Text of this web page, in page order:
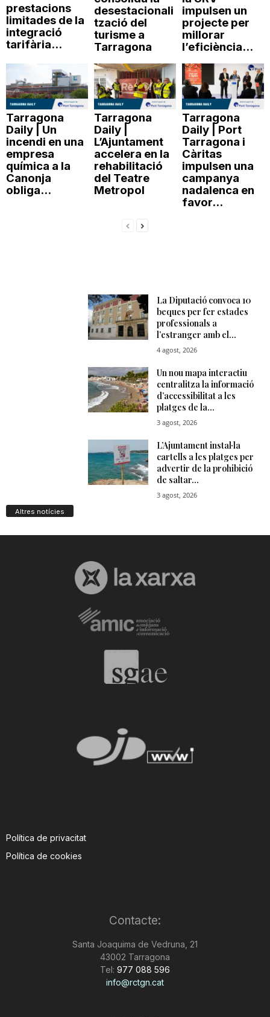
prestacions
limitades de la
integració
tarifària...
desestacionali
tzació del
turisme a
Tarragona
impulsen un
projecte per
millorar
l’eficiència...
Tarragona
Daily | Un
incendi en una
empresa
química a la
Canonja
obliga...
Tarragona
Daily |
L’Ajuntament
accelera en la
rehabilitació
del Teatre
Metropol
Tarragona
Daily | Port
Tarragona i
Càritas
impulsen una
campanya
nadalenca en
favor...
Altres notícies
Política de privacitat
Política de cookies
Contacte:
Santa Joaquima de Vedruna, 21
43002 Tarragona
Tel: 977 088 596
info@rctgn.cat